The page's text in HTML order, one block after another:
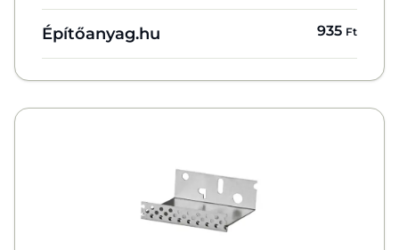
Építőanyag.hu 935 Ft